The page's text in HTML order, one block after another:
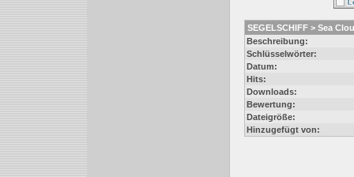
SEGELSCHIFF > Sea
Beschreibung:
Schlüsselwörter:
Datum:
Hits:
Downloads:
Bewertung:
Dateigröße:
Hinzugefügt von: